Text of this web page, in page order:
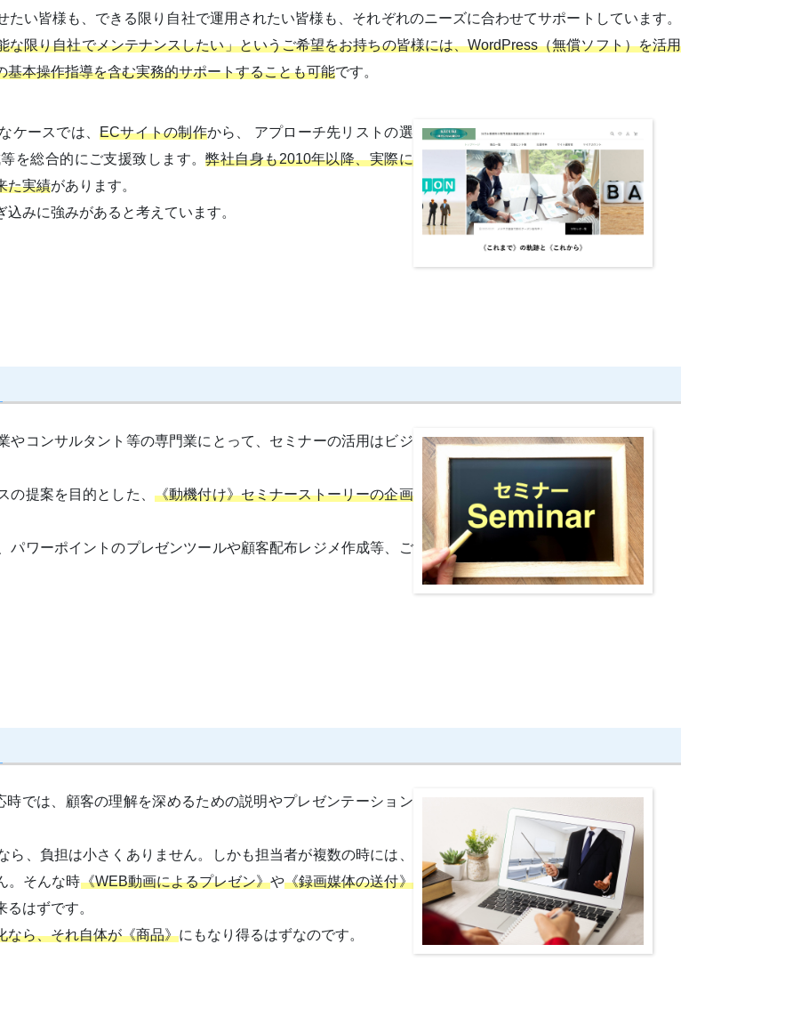
い皆様も、できる限り自社で運用されたい皆様も、それぞれのニーズに合わせてサポートしています。
な限り自社でメンテナンスしたい」というご希望をお持ちの皆様には、WordPress（無償ソフト）を活用
本操作指導を含む実務的サポートすることも可能です。
ケースでは、ECサイトの制作から、 アプローチ先リストの選
を総合的にご支援致します。弊社自身も2010年以降、実際に
た実績があります。
みに強みがあると考えています。
やコンサルタント等の専門業にとって、セミナーの活用はビジ
の提案を目的とした、 《動機付け》セミナーストーリーの企画
パワーポイントのプレゼンツールや顧客配布レジメ作成等、ご
時では、顧客の理解を深めるための説明やプレゼンテーション
、負担は小さくありません。しかも担当者が複数の時には、
。そんな時《WEB動画によるプレゼン》や《録画媒体の送付》
はずです。
なら、それ自体が《商品》にもなり得るはずなのです。